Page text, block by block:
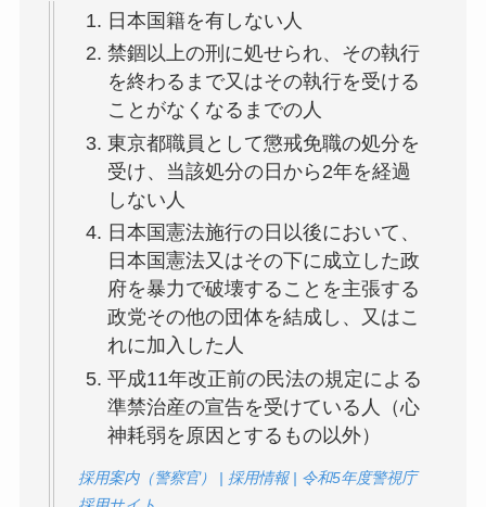
日本国籍を有しない人
禁錮以上の刑に処せられ、その執行
を終わるまで又はその執行を受ける
ことがなくなるまでの人
東京都職員として懲戒免職の処分を
受け、当該処分の日から2年を経過
しない人
日本国憲法施行の日以後において、
日本国憲法又はその下に成立した政
府を暴力で破壊することを主張する
政党その他の団体を結成し、又はこ
れに加入した人
平成11年改正前の民法の規定による
準禁治産の宣告を受けている人（心
神耗弱を原因とするもの以外）
採用案内（警察官） | 採用情報 | 令和5年度警視庁